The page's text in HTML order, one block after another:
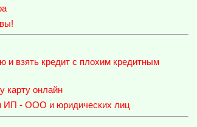
и взять кредит с плохим кредитным
карту онлайн
ИП - ООО и юридических лиц